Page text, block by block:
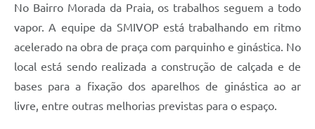
No Bairro Morada da Praia, os trabalhos seguem a todo
vapor. A equipe da SMIVOP está trabalhando em ritmo
acelerado na obra de praça com parquinho e ginástica. No
local está sendo realizada a construção de calçada e de
bases para a fixação dos aparelhos de ginástica ao ar
livre, entre outras melhorias previstas para o espaço.